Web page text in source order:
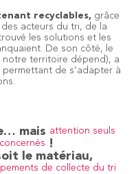
recyclables, grâce
acteurs du tri, de la
les solutions et les
De son côté, le
territoire dépend), a
de s’adapter à
mais attention seuls
!
le matériau,
de collecte du tri